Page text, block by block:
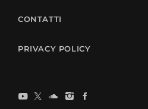
CONTATTI
PRIVACY POLICY